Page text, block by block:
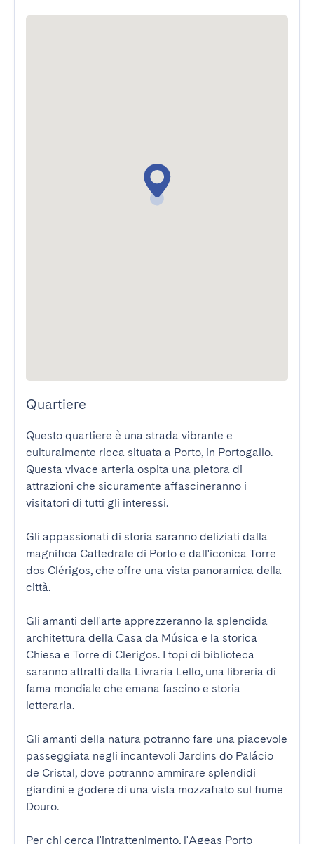
Quartiere
Questo quartiere è una strada vibrante e
culturalmente ricca situata a Porto, in Portogallo.
Questa vivace arteria ospita una pletora di
attrazioni che sicuramente affascineranno i
visitatori di tutti gli interessi.
Gli appassionati di storia saranno deliziati dalla
magnifica Cattedrale di Porto e dall'iconica Torre
dos Clérigos, che offre una vista panoramica della
città.
Gli amanti dell'arte apprezzeranno la splendida
architettura della Casa da Música e la storica
Chiesa e Torre di Clerigos. I topi di biblioteca
saranno attratti dalla Livraria Lello, una libreria di
fama mondiale che emana fascino e storia
letteraria.
Gli amanti della natura potranno fare una piacevole
passeggiata negli incantevoli Jardins do Palácio
de Cristal, dove potranno ammirare splendidi
giardini e godere di una vista mozzafiato sul fiume
Douro.
Per chi cerca l'intrattenimento, l'Ageas Porto